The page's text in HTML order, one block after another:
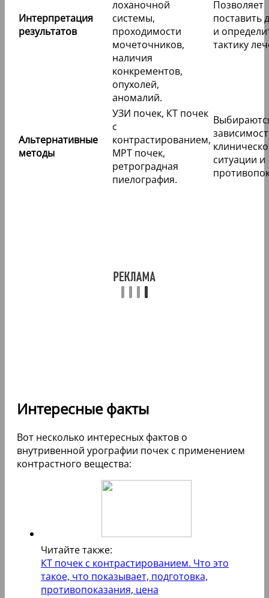
Интерпретация
результатов
лоханочной
системы,
проходимости
мочеточников,
наличия
конкрементов,
опухолей,
аномалий.
Позволяет
поставить
и
тактику
Альтернативные
методы
УЗИ почек, КТ почек
с
контрастированием,
МРТ почек,
ретроградная
пиелография.
ситуации и
Интересные факты
Вот несколько интересных фактов о
внутривенной урографии почек с применением
контрастного вещества:
Читайте также:
КТ почек с контрастированием. Что это
такое, что показывает, подготовка,
противопоказания, цена